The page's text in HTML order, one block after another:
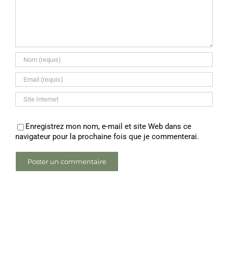
Enregistrez mon nom, e-mail et site Web dans ce
navigateur pour la prochaine fois que je commenterai.